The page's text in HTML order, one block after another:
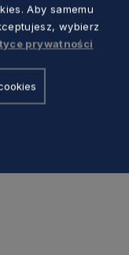
Cię
Shakespeare
Aby samemu
wybierz
prywatności